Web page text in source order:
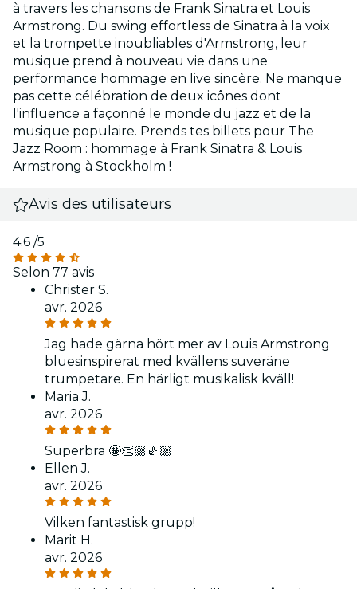
à travers les chansons de Frank Sinatra et Louis
Armstrong. Du swing effortless de Sinatra à la voix
et la trompette inoubliables d'Armstrong, leur
musique prend à nouveau vie dans une
performance hommage en live sincère. Ne manque
pas cette célébration de deux icônes dont
l'influence a façonné le monde du jazz et de la
musique populaire. Prends tes billets pour The
Jazz Room : hommage à Frank Sinatra & Louis
Armstrong à Stockholm !
Avis des utilisateurs
4.6 /5
Selon 77 avis
Christer S.
avr. 2026
Jag hade gärna hört mer av Louis Armstrong
bluesinspirerat med kvällens suveräne
trumpetare. En härligt musikalisk kväll!
Maria J.
avr. 2026
Superbra 🤩👏🏼👍🏼
Ellen J.
avr. 2026
Vilken fantastisk grupp!
Marit H.
avr. 2026